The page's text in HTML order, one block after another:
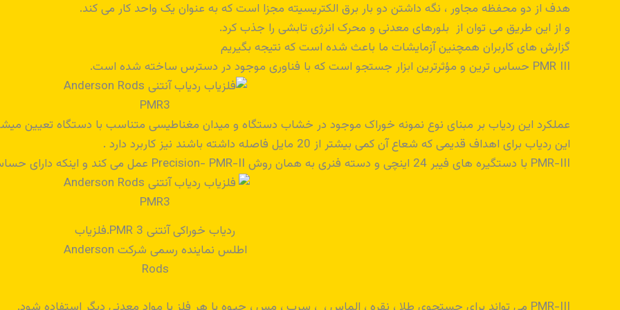
هدف از دو محفظه مجاور ، نگه داشتن دو بار برق الکتریسیته مجزا است که به عنوان یک واحد کار می کند.
و از این طریق می توان از بلورهای معدنی و محرک انرژی تابشی را جذب کرد.
گزارش های کاربران همچنین آزمایشات ما باعث شده است که نتیجه بگیریم
PMR III حساس ترین و مؤثرترین ابزار جستجو است که با فناوری موجود در دسترس ساخته شده است.
عملکرد این ردیاب بر مبنای نوع نمونه خوراک موجود در خشاب دستگاه و میدان مغناطیسی متناسب با دستگاه تعیین
این ردیاب برای اهداف قدیمی که شعاع آن کمی بیشتر از 20 مایل فاصله داشته باشند نیز کاربرد دارد .
PMR-III با دستگیره های فیبر 24 اینچی و دسته فنری به همان روش Precision- PMR-II عمل می کند و اینکه دارای حساسیت و دقت بیشتری است.
ردیاب خوراکی آنتنی PMR 3.فلزیاب
اطلس نماینده رسمی شرکت Anderson
Rods